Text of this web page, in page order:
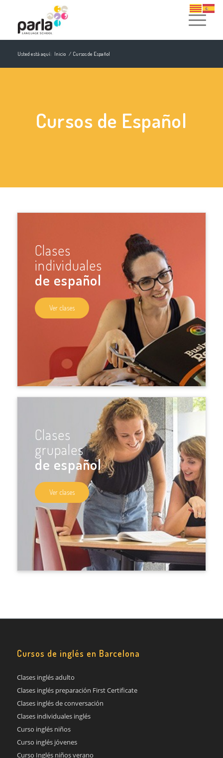
Usted está aquí: Inicio / Cursos de Español
Cursos de Español
Clases
individuales
de español
Ver clases
Clases
grupales
de español
Ver clases
Cursos de inglés en Barcelona
Clases inglés adulto
Clases inglés preparación First Certificate
Clases inglés de conversación
Clases individuales inglés
Curso inglés niños
Curso inglés jóvenes
Curso Inglés niños verano